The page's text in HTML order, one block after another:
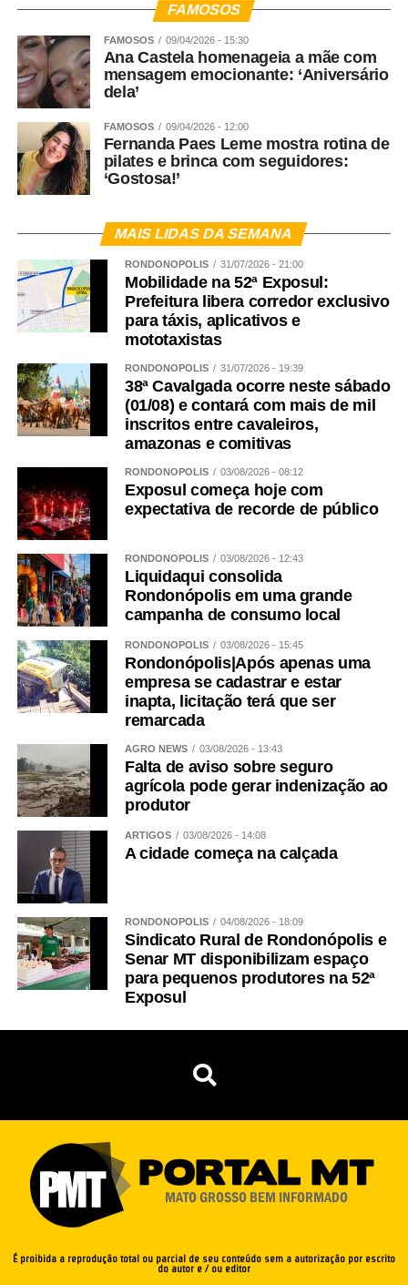
FAMOSOS
FAMOSOS 09/04/2026 - 15:30
Ana Castela homenageia a mãe com
mensagem emocionante: ‘Aniversário
dela’
FAMOSOS 09/04/2026 - 12:00
Fernanda Paes Leme mostra rotina de
pilates e brinca com seguidores:
‘Gostosa!’
MAIS LIDAS DA SEMANA
RONDONÓPOLIS 31/07/2026 - 21:00
Mobilidade na 52ª Exposul:
Prefeitura libera corredor exclusivo
para táxis, aplicativos e
mototaxistas
RONDONÓPOLIS 31/07/2026 - 19:39
38ª Cavalgada ocorre neste sábado
(01/08) e contará com mais de mil
inscritos entre cavaleiros,
amazonas e comitivas
RONDONÓPOLIS 03/08/2026 - 08:12
Exposul começa hoje com
expectativa de recorde de público
RONDONÓPOLIS 03/08/2026 - 12:43
Liquidaqui consolida
Rondonópolis em uma grande
campanha de consumo local
RONDONÓPOLIS 03/08/2026 - 15:45
Rondonópolis|Após apenas uma
empresa se cadastrar e estar
inapta, licitação terá que ser
remarcada
AGRO NEWS 03/08/2026 - 13:43
Falta de aviso sobre seguro
agrícola pode gerar indenização ao
produtor
ARTIGOS 03/08/2026 - 14:08
A cidade começa na calçada
RONDONÓPOLIS 04/08/2026 - 18:09
Sindicato Rural de Rondonópolis e
Senar MT disponibilizam espaço
para pequenos produtores na 52ª
Exposul
É proibida a reprodução total ou parcial de seu conteúdo sem a autorização por escrito
do autor e / ou editor